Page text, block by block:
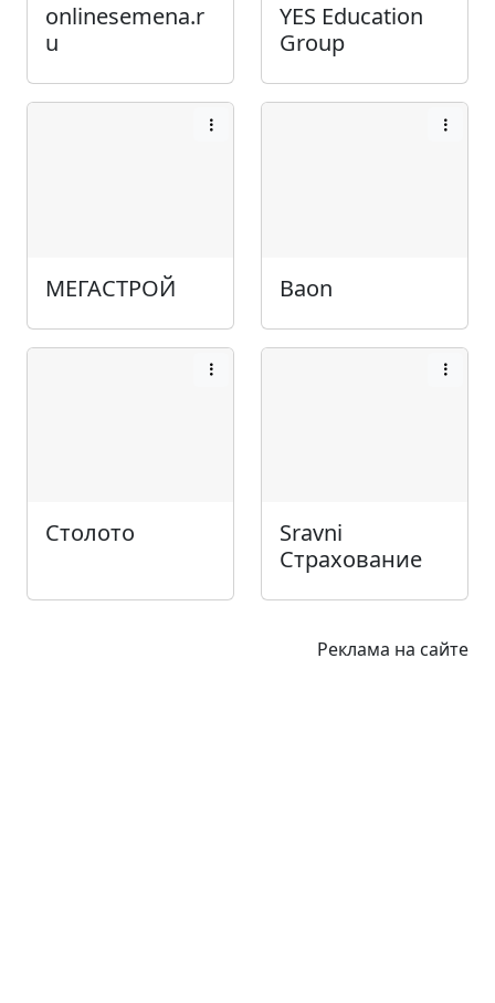
onlinesemena.r
u
YES Education
Group
МЕГАСТРОЙ Baon
Столото
Sravni
Страхование
Реклама на сайте